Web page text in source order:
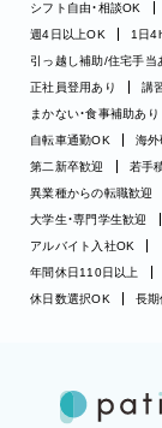
シフト自由・相談OK
週4日以上OK
1日
引っ越し補助/住宅手当
正社員登用あり
講
まかない・食事補助あり
自転車通勤OK
海外
第二新卒歓迎
若手
異業種からの転職歓迎
大学生・専門学生歓迎
アルバイト入社OK
年間休日110日以上
休日数選択OK
長期